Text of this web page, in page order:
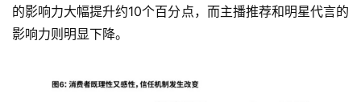
的影响力大幅提升约10个百分点，而主播推荐和明星代言的
影响力则明显下降。